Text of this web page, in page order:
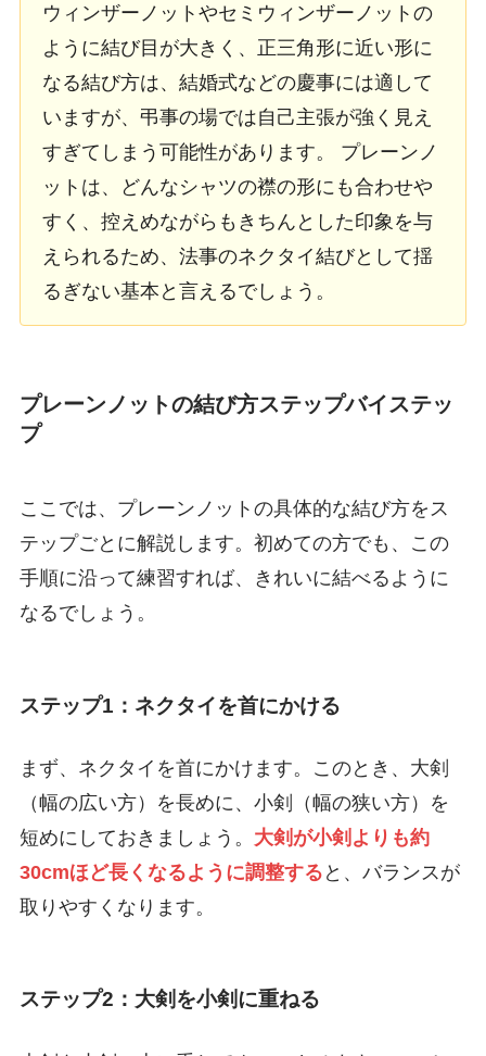
ウィンザーノットやセミウィンザーノットの
ように結び目が大きく、正三角形に近い形に
なる結び方は、結婚式などの慶事には適して
いますが、弔事の場では自己主張が強く見え
すぎてしまう可能性があります。 プレーンノ
ットは、どんなシャツの襟の形にも合わせや
すく、控えめながらもきちんとした印象を与
えられるため、法事のネクタイ結びとして揺
るぎない基本と言えるでしょう。
プレーンノットの結び方ステップバイステッ
プ
ここでは、プレーンノットの具体的な結び方をス
テップごとに解説します。初めての方でも、この
手順に沿って練習すれば、きれいに結べるように
なるでしょう。
ステップ1：ネクタイを首にかける
まず、ネクタイを首にかけます。このとき、大剣
（幅の広い方）を長めに、小剣（幅の狭い方）を
短めにしておきましょう。 大剣が小剣よりも約
30cmほど長くなるように調整する と、バランスが
取りやすくなります。
ステップ2：大剣を小剣に重ねる